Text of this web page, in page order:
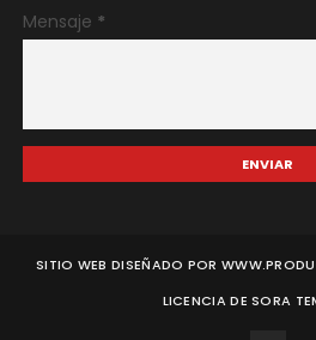
Mensaje *
SITIO WEB DISEÑADO POR
LICENCIA DESORA